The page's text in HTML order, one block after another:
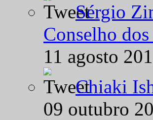
Sérgio
Conselho
11 agosto
Chiaki
09 outubro